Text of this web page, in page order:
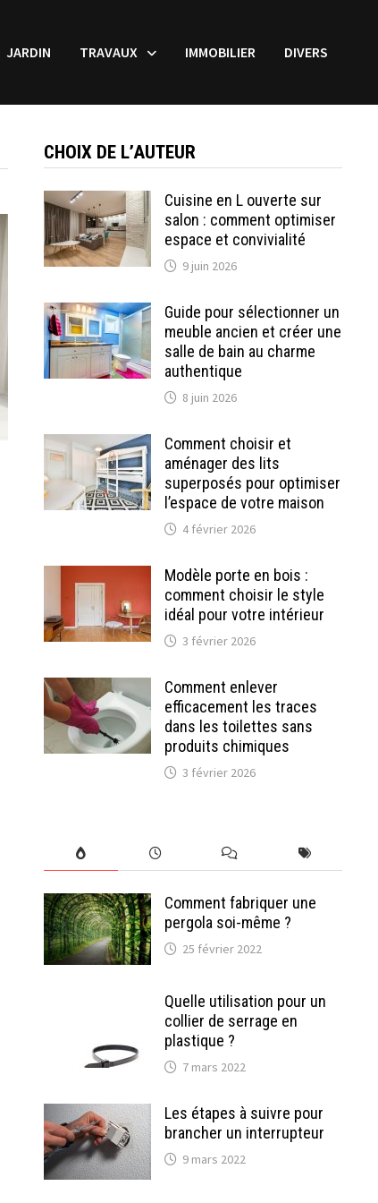
JARDIN TRAVAUX IMMOBILIER DIVERS
CHOIX DE L’AUTEUR
Cuisine en L ouverte sur
salon : comment optimiser
espace et convivialité
9 juin 2026
Guide pour sélectionner un
meuble ancien et créer une
salle de bain au charme
authentique
8 juin 2026
Comment choisir et
aménager des lits
superposés pour optimiser
l’espace de votre maison
4 février 2026
Modèle porte en bois :
comment choisir le style
idéal pour votre intérieur
3 février 2026
Comment enlever
efficacement les traces
dans les toilettes sans
produits chimiques
3 février 2026
Comment fabriquer une
pergola soi-même ?
25 février 2022
Quelle utilisation pour un
collier de serrage en
plastique ?
7 mars 2022
Les étapes à suivre pour
brancher un interrupteur
9 mars 2022